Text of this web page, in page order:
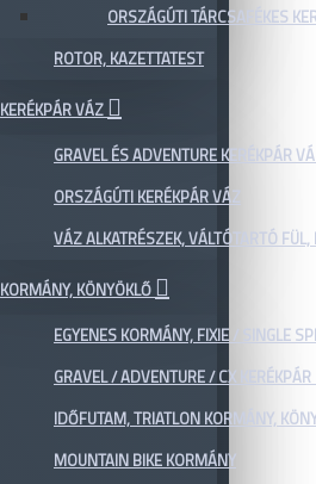
ORSZÁGÚTI TÁRCSAFÉKES
ROTOR, KAZETTATEST
KERÉKPÁR VÁZ
GRAVEL ÉS ADVENTURE KERÉKPÁR
ORSZÁGÚTI KERÉKPÁR VÁZ
VÁZ ALKATRÉSZEK, VÁLTÓTARTÓ FÜL,
KORMÁNY, KÖNYÖKLŐ
EGYENES KORMÁNY, FIXIE / SINGLE
GRAVEL / ADVENTURE / CX
IDŐFUTAM, TRIATLON KORMÁNY,
MOUNTAIN BIKE KORMÁNY